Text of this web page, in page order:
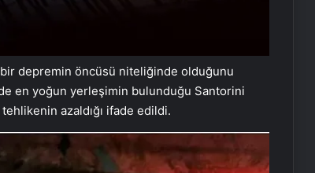
depremin öncüsü niteliğinde olduğunu
en yoğun yerleşimin bulunduğu Santorini
azaldığı ifade edildi.